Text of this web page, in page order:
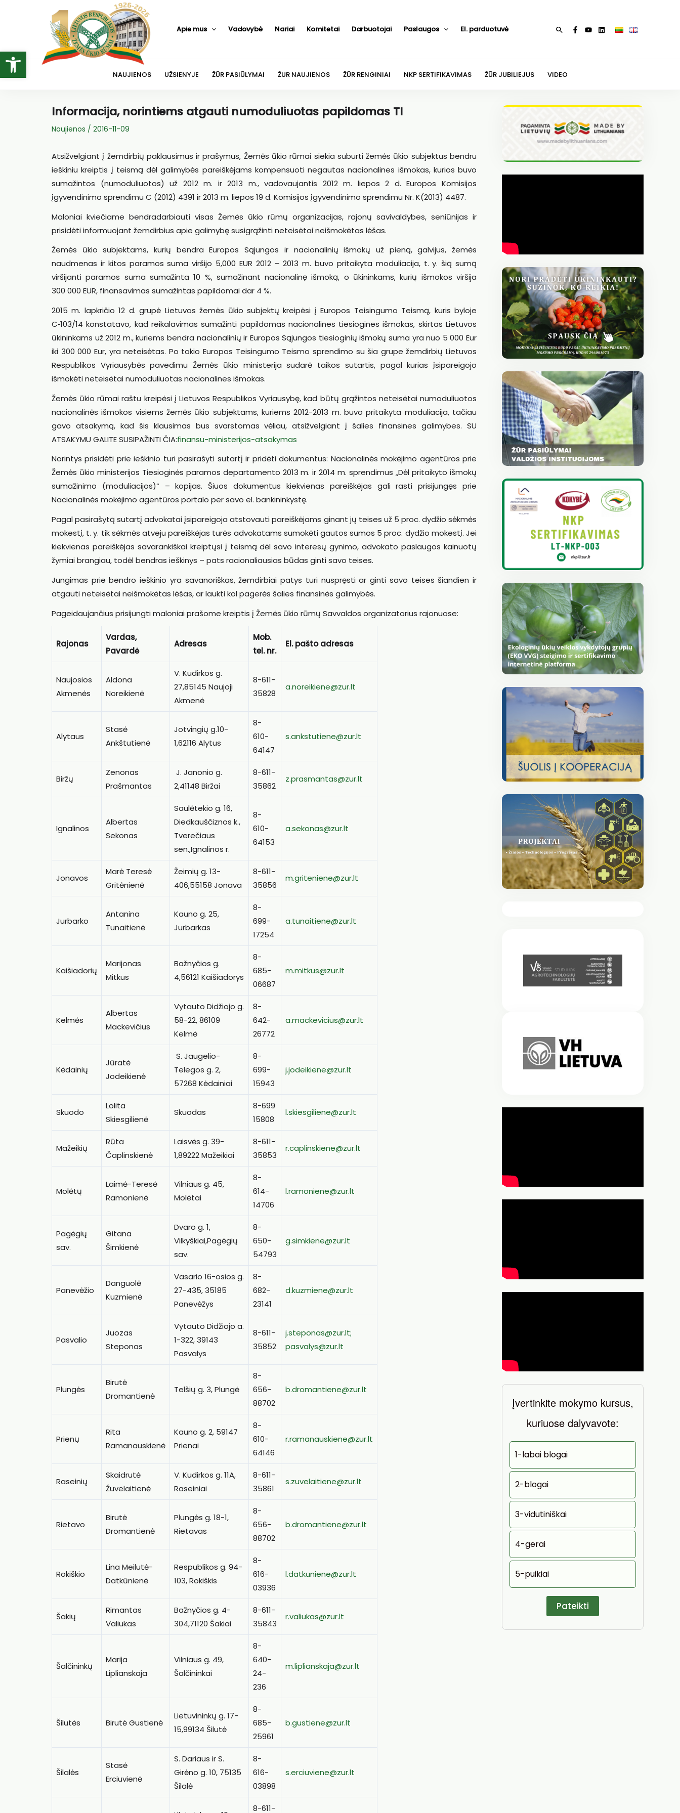
Open toolbar
Apie mus Vadovybė Nariai Komitetai Darbuotojai Paslaugos El. parduotuvė Paieška
NAUJIENOS UŽSIENYJE ŽŪR PASIŪLYMAI ŽUR NAUJIENOS ŽŪR RENGINIAI NKP SERTIFIKAVIMAS ŽŪR JUBILIEJUS VIDEO
Informacija, norintiems atgauti numoduliuotas papildomas TI
Naujienos / 2016-11-09
Atsižvelgiant į žemdirbių paklausimus ir prašymus, Žemės ūkio rūmai siekia suburti žemės ūkio subjektus bendru
ieškiniu kreiptis į teismą dėl galimybės pareiškėjams kompensuoti negautas nacionalines išmokas, kurios buvo
sumažintos (numoduliuotos) už 2012 m. ir 2013 m., vadovaujantis 2012 m. liepos 2 d. Europos Komisijos
įgyvendinimo sprendimu C (2012) 4391 ir 2013 m. liepos 19 d. Komisijos įgyvendinimo sprendimu Nr. K(2013) 4487.
Maloniai kviečiame bendradarbiauti visas Žemės ūkio rūmų organizacijas, rajonų savivaldybes, seniūnijas ir
prisidėti informuojant žemdirbius apie galimybę susigrąžinti neteisėtai neišmokėtas lėšas.
Žemės ūkio subjektams, kurių bendra Europos Sąjungos ir nacionalinių išmokų už pieną, galvijus, žemės
naudmenas ir kitos paramos suma viršijo 5,000 EUR 2012 – 2013 m. buvo pritaikyta moduliacija, t. y. šią sumą
viršijanti paramos suma sumažinta 10 %, sumažinant nacionalinę išmoką, o ūkininkams, kurių išmokos viršija
300 000 EUR, finansavimas sumažintas papildomai dar 4 %.
2015 m. lapkričio 12 d. grupė Lietuvos žemės ūkio subjektų kreipėsi į Europos Teisingumo Teismą, kuris byloje
C‑103/14 konstatavo, kad reikalavimas sumažinti papildomas nacionalines tiesiogines išmokas, skirtas Lietuvos
ūkininkams už 2012 m., kuriems bendra nacionalinių ir Europos Sąjungos tiesioginių išmokų suma yra nuo 5 000 Eur
iki 300 000 Eur, yra neteisėtas. Po tokio Europos Teisingumo Teismo sprendimo su šia grupe žemdirbių Lietuvos
Respublikos Vyriausybės pavedimu Žemės ūkio ministerija sudarė taikos sutartis, pagal kurias įsipareigojo
išmokėti neteisėtai numoduliuotas nacionalines išmokas.
Žemės ūkio rūmai raštu kreipėsi į Lietuvos Respublikos Vyriausybę, kad būtų grąžintos neteisėtai numoduliuotos
nacionalinės išmokos visiems žemės ūkio subjektams, kuriems 2012-2013 m. buvo pritaikyta moduliacija, tačiau
gavo atsakymą, kad šis klausimas bus svarstomas vėliau, atsižvelgiant į šalies finansines galimybes. SU
ATSAKYMU GALITE SUSIPAŽINTI ČIA:finansu-ministerijos-atsakymas
Norintys prisidėti prie ieškinio turi pasirašyti sutartį ir pridėti dokumentus: Nacionalinės mokėjimo agentūros prie
Žemės ūkio ministerijos Tiesioginės paramos departamento 2013 m. ir 2014 m. sprendimus „Dėl pritaikyto išmokų
sumažinimo (moduliacijos)“ – kopijas. Šiuos dokumentus kiekvienas pareiškėjas gali rasti prisijungęs prie
Nacionalinės mokėjimo agentūros portalo per savo el. bankininkystę.
Pagal pasirašytą sutartį advokatai įsipareigoja atstovauti pareiškėjams ginant jų teises už 5 proc. dydžio sėkmės
mokestį, t. y. tik sėkmės atveju pareiškėjas turės advokatams sumokėti gautos sumos 5 proc. dydžio mokestį. Jei
kiekvienas pareiškėjas savarankiškai kreiptųsi į teismą dėl savo interesų gynimo, advokato paslaugos kainuotų
žymiai brangiau, todėl bendras ieškinys – pats racionaliausias būdas ginti savo teises.
Jungimas prie bendro ieškinio yra savanoriškas, žemdirbiai patys turi nuspręsti ar ginti savo teises šiandien ir
atgauti neteisėtai neišmokėtas lėšas, ar laukti kol pagerės šalies finansinės galimybės.
Pageidaujančius prisijungti maloniai prašome kreiptis į Žemės ūkio rūmų Savvaldos organizatorius rajonuose:
Rajonas
Vardas,
Pavardė
Adresas
Mob.
tel. nr.
El. pašto adresas
Naujosios
Akmenės
Aldona
Noreikienė
V. Kudirkos g.
27,85145 Naujoji
Akmenė
8-611-
35828
a.noreikiene@zur.lt
Alytaus
Stasė
Ankštutienė
Jotvingių g.10-
1,62116 Alytus
8-
610-
64147
s.ankstutiene@zur.lt
Biržų
Zenonas
Prašmantas
J. Janonio g.
2,41148 Biržai
8-611-
35862
z.prasmantas@zur.lt
Ignalinos
Albertas
Sekonas
Saulėtekio g. 16,
Diedkauščiznos k.,
Tverečiaus
sen.,Ignalinos r.
8-
610-
64153
a.sekonas@zur.lt
Jonavos
Marė Teresė
Gritėnienė
Žeimių g. 13-
406,55158 Jonava
8-611-
35856
m.griteniene@zur.lt
Jurbarko
Antanina
Tunaitienė
Kauno g. 25,
Jurbarkas
8-
699-
17254
a.tunaitiene@zur.lt
Kaišiadorių
Marijonas
Mitkus
Bažnyčios g.
4,56121 Kaišiadorys
8-
685-
06687
m.mitkus@zur.lt
Kelmės
Albertas
Mackevičius
Vytauto Didžiojo g.
58-22, 86109
Kelmė
8-
642-
26772
a.mackevicius@zur.lt
Kėdainių
Jūratė
Jodeikienė
S. Jaugelio-
Telegos g. 2,
57268 Kėdainiai
8-
699-
15943
j.jodeikiene@zur.lt
Skuodo
Lolita
Skiesgilienė
Skuodas
8-699
15808
l.skiesgiliene@zur.lt
Mažeikių
Rūta
Čaplinskienė
Laisvės g. 39-
1,89222 Mažeikiai
8-611-
35853
r.caplinskiene@zur.lt
Molėtų
Laimė-Teresė
Ramonienė
Vilniaus g. 45,
Molėtai
8-
614-
14706
l.ramoniene@zur.lt
Pagėgių
sav.
Gitana
Šimkienė
Dvaro g. 1,
Vilkyškiai,Pagėgių
sav.
8-
650-
54793
g.simkiene@zur.lt
Panevėžio
Danguolė
Kuzmienė
Vasario 16-osios g.
27-435, 35185
Panevėžys
8-
682-
23141
d.kuzmiene@zur.lt
Pasvalio
Juozas
Steponas
Vytauto Didžiojo a.
1-322, 39143
Pasvalys
8-611-
35852
j.steponas@zur.lt;
pasvalys@zur.lt
Plungės
Birutė
Dromantienė
Telšių g. 3, Plungė
8-
656-
88702
b.dromantiene@zur.lt
Prienų
Rita
Ramanauskienė
Kauno g. 2, 59147
Prienai
8-
610-
64146
r.ramanauskiene@zur.lt
Raseinių
Skaidrutė
Žuvelaitienė
V. Kudirkos g. 11A,
Raseiniai
8-611-
35861
s.zuvelaitiene@zur.lt
Rietavo
Birutė
Dromantienė
Plungės g. 18-1,
Rietavas
8-
656-
88702
b.dromantiene@zur.lt
Rokiškio
Lina Meilutė-
Datkūnienė
Respublikos g. 94-
103, Rokiškis
8-
616-
03936
l.datkuniene@zur.lt
Šakių
Rimantas
Valiukas
Bažnyčios g. 4-
304,71120 Šakiai
8-611-
35843
r.valiukas@zur.lt
Šalčininkų
Marija
Liplianskaja
Vilniaus g. 49,
Šalčininkai
8-
640-
24-
236
m.liplianskaja@zur.lt
Šilutės Birutė Gustienė
Lietuvininkų g. 17-
15,99134 Šilutė
8-
685-
25961
b.gustiene@zur.lt
Šilalės
Stasė
Erciuvienė
S. Dariaus ir S.
Girėno g. 10, 75135
Šilalė
8-
616-
03898
s.erciuviene@zur.lt
8-611-
Įvertinkite mokymo kursus,
kuriuose dalyvavote:
1-labai blogai
2-blogai
3-vidutiniškai
4-gerai
5-puikiai